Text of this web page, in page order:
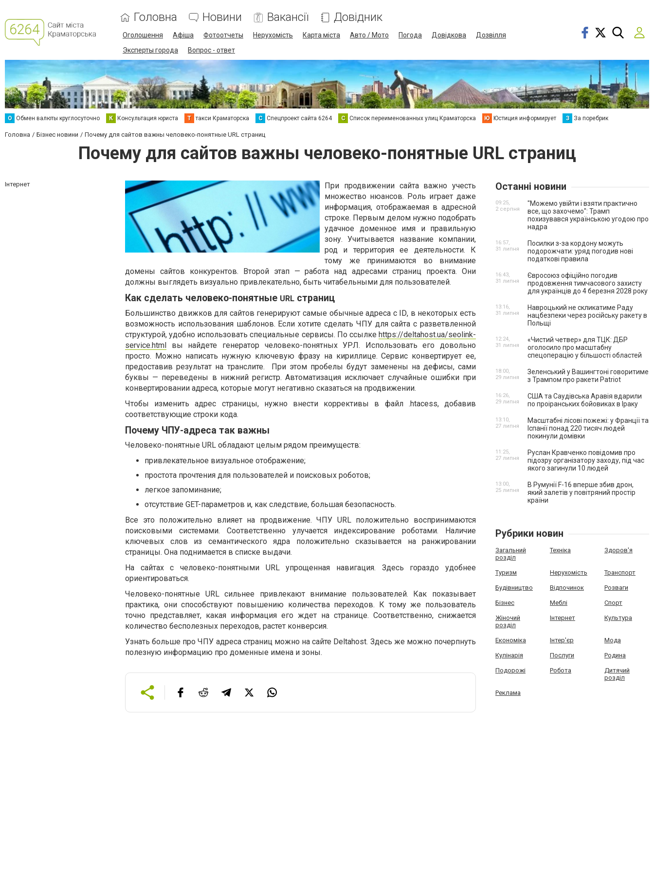
Головна Новини Вакансії Довідник
Оголошення Афіша Фотоотчеты Нерухомість Карта міста Авто / Мото Погода Довідкова
Дозвілля
Эксперты города
Вопрос - ответ
О Обмен валюты круглосуточно К Консультация юриста Т такси Краматорска С Спецпроект сайта 6264 С Список переименованных улиц Краматорска Ю Юстиция информирует З За поребрик
Головна Бізнес новини Почему для сайтов важны человеко-понятные URL страниц
Почему для сайтов важны человеко-понятные URL страниц
Інтернет
При продвижении сайта важно учесть
множество нюансов. Роль играет даже
информация, отображаемая в адресной
строке. Первым делом нужно подобрать
удачное доменное имя и правильную
зону. Учитывается название компании,
род и территория ее деятельности. К
тому же принимаются во внимание
домены сайтов конкурентов. Второй этап — работа над адресами страниц проекта. Они
должны выглядеть визуально привлекательно, быть читабельными для пользователей.
Как сделать человеко-понятные URL страниц
Большинство движков для сайтов генерируют самые обычные адреса с ID, в некоторых есть
возможность использования шаблонов. Если хотите сделать ЧПУ для сайта с разветвленной
структурой, удобно использовать специальные сервисы. По ссылке https://deltahost.ua/seolink-
service.html вы найдете генератор человеко-понятных УРЛ. Использовать его довольно
просто. Можно написать нужную ключевую фразу на кириллице. Сервис конвертирует ее,
предоставив результат на транслите.
При этом пробелы будут заменены на дефисы, сами
буквы — переведены в нижний регистр. Автоматизация исключает случайные ошибки при
конвертировании адреса, которые могут негативно сказаться на продвижении.
Чтобы изменить адрес страницы, нужно внести коррективы в файл .htacess, добавив
соответствующие строки кода.
Почему ЧПУ-адреса так важны
Человеко-понятные URL обладают целым рядом преимуществ:
привлекательное визуальное отображение;
простота прочтения для пользователей и поисковых роботов;
легкое запоминание;
отсутствие GET-параметров и, как следствие, большая безопасность.
Все это положительно влияет на продвижение. ЧПУ URLположительно воспринимаются
поисковыми системами. Соответственно улучается индексирование роботами. Наличие
ключевых слов из семантического ядра положительно сказывается на ранжировании
страницы. Она поднимается в списке выдачи.
На сайтах с человеко-понятными URLупрощенная навигация. Здесь гораздо удобнее
ориентироваться.
Человеко-понятные URLсильнее привлекают внимание пользователей. Как показывает
практика, они способствуют повышению количества переходов. К тому же пользователь
точно представляет, какая информация его ждет на странице. Соответственно, снижается
количество бесполезных переходов, растет конверсия.
Узнать больше про ЧПУ адреса страниц можно на сайте Deltahost. Здесь же можно почерпнуть
полезную информацию про доменные имена и зоны.
Останні новини
"Можемо увійти і взяти практично
все, що захочемо": Трамп
похизувався українською угодою про
надра
09:25,
2 серпня
Посилки з-за кордону можуть
подорожчати: уряд погодив нові
податкові правила
16:57,
31 липня
Євросоюз офіційно погодив
продовження тимчасового захисту
для українців до 4 березня 2028 року
16:43,
31 липня
Навроцький не скликатиме Раду
нацбезпеки через російську ракету в
Польщі
13:16,
31 липня
«Чистий четвер» для ТЦК: ДБР
оголосило про масштабну
спецоперацію у більшості областей
12:24,
31 липня
Зеленський у Вашингтоні говоритиме
з Трампом про ракети Patriot
18:00,
29 липня
США та Саудівська Аравія вдарили
по проіранських бойовиках в Іраку
16:26,
29 липня
Масштабні лісові пожежі: у Франції та
Іспанії понад 220 тисяч людей
покинули домівки
13:10,
27 липня
Руслан Кравченко повідомив про
підозру організатору заходу, під час
якого загинули 10 людей
11:25,
27 липня
В Румунії F-16 вперше збив дрон,
який залетів у повітряний простір
країни
13:00,
25 липня
Рубрики новин
Загальний
розділ
Техніка Здоров'я
Туризм Нерухомість Транспорт
Будівництво Відпочинок Розваги
Бізнес Меблі Спорт
Жіночий
розділ
Інтернет Культура
Економіка Інтер'єр Мода
Кулінарія Послуги Родина
Подорожі Робота
Дитячий
розділ
Реклама